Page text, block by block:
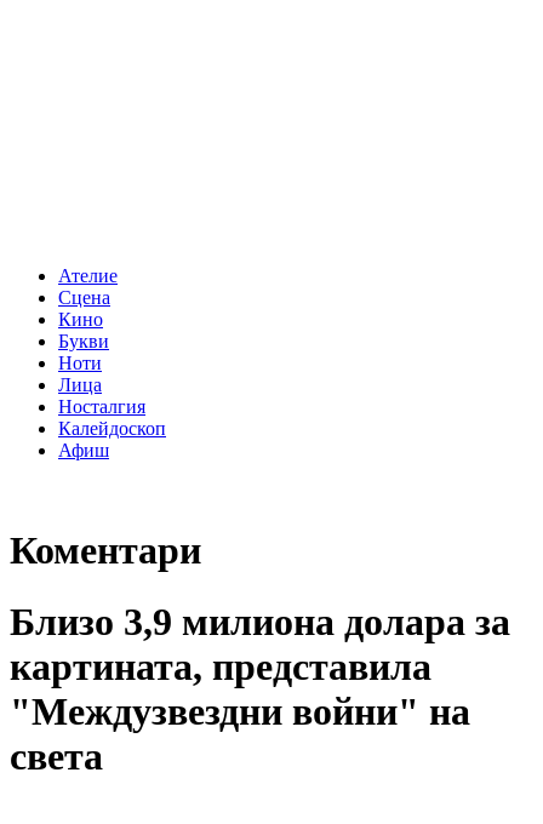
Ателие
Сцена
Кино
Букви
Ноти
Лица
Носталгия
Калейдоскоп
Афиш
Коментари
Близо 3,9 милиона долара за
картината, представила
"Междузвездни войни" на
света